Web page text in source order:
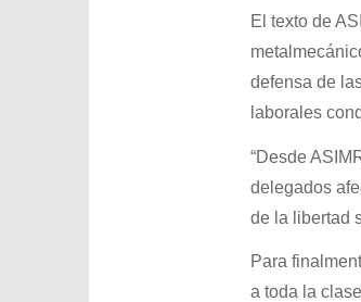
El texto de
defensa de
laborales
“Desde
delegados
de la libertad
Para
a toda la